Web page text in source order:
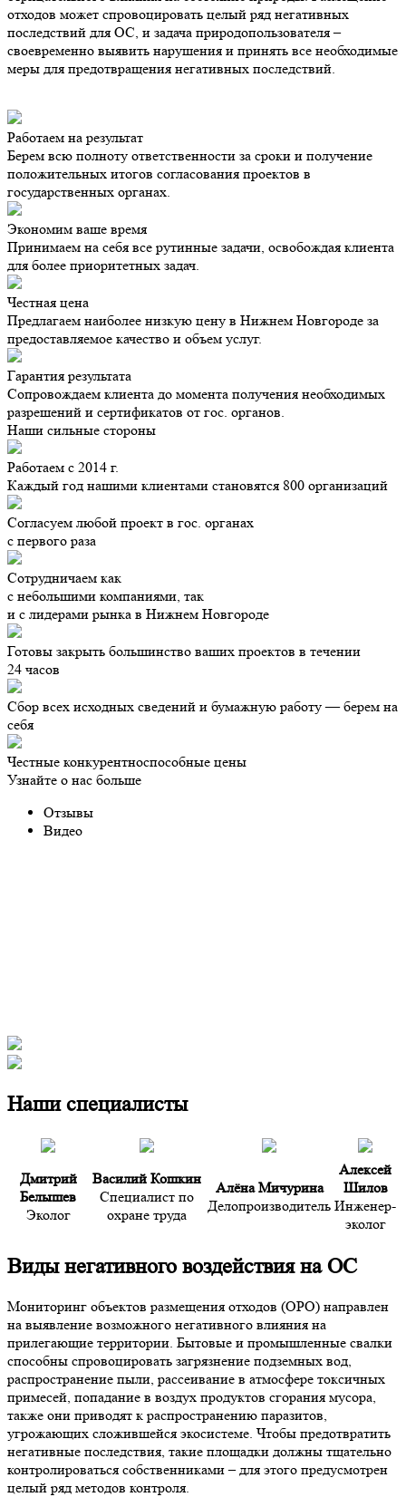
отходов может спровоцировать целый ряд негативных
последствий для ОС, и задача природопользователя –
своевременно выявить нарушения и принять все необходимые
меры для предотвращения негативных последствий.
Работаем на результат
Берем всю полноту ответственности за сроки и получение
положительных итогов согласования проектов в
государственных органах.
Экономим ваше время
Принимаем на себя все рутинные задачи, освобождая клиента
для более приоритетных задач.
Честная цена
Предлагаем наиболее низкую цену в Нижнем Новгороде за
предоставляемое качество и объем услуг.
Гарантия результата
Сопровождаем клиента до момента получения необходимых
разрешений и сертификатов от гос. органов.
Наши сильные стороны
Работаем с 2014 г.
Каждый год нашими клиентами становятся 800 организаций
Согласуем любой проект в гос. органах
с первого раза
Сотрудничаем как
с небольшими компаниями, так
и с лидерами рынка в Нижнем Новгороде
Готовы закрыть большинство ваших проектов в течении
24 часов
Сбор всех исходных сведений и бумажную работу — берем на
себя
Честные конкурентноспособные цены
Узнайте о нас больше
Отзывы
Видео
Наши специалисты
Дмитрий
Белышев
Эколог
Василий Кошкин
Специалист по
охране труда
Алёна Мичурина
Делопроизводитель
Алексей
Шилов
Инженер-
эколог
Виды негативного воздействия на ОС
Мониторинг объектов размещения отходов (ОРО) направлен
на выявление возможного негативного влияния на
прилегающие территории. Бытовые и промышленные свалки
способны спровоцировать загрязнение подземных вод,
распространение пыли, рассеивание в атмосфере токсичных
примесей, попадание в воздух продуктов сгорания мусора,
также они приводят к распространению паразитов,
угрожающих сложившейся экосистеме. Чтобы предотвратить
негативные последствия, такие площадки должны тщательно
контролироваться собственниками – для этого предусмотрен
целый ряд методов контроля.